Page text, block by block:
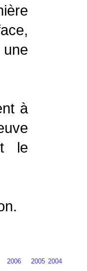
à
le
2006 2005 2004